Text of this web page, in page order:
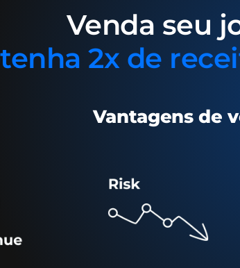
Venda seu
2x de
Vantagens de